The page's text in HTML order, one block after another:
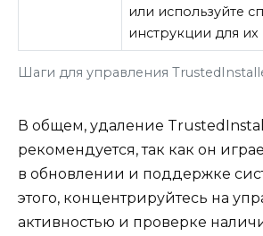
Шаги для управления
или используйте
инструкции для
В общем, удаление
рекомендуется, так как он
в обновлении и поддержке
этого, концентрируйтесь на
активностью и проверке